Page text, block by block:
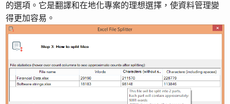
的選項。它是翻譯和在地化專案的理想選擇，使資料管理變
得更加容易。